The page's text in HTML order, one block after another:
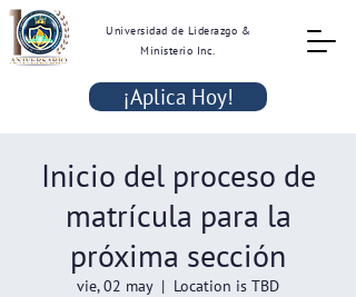
Universidad de Liderazgo &
Ministerio Inc.
¡Aplica Hoy!
Inicio del proceso de
matrícula para la
próxima sección
vie, 02 may
  |
Location is TBD